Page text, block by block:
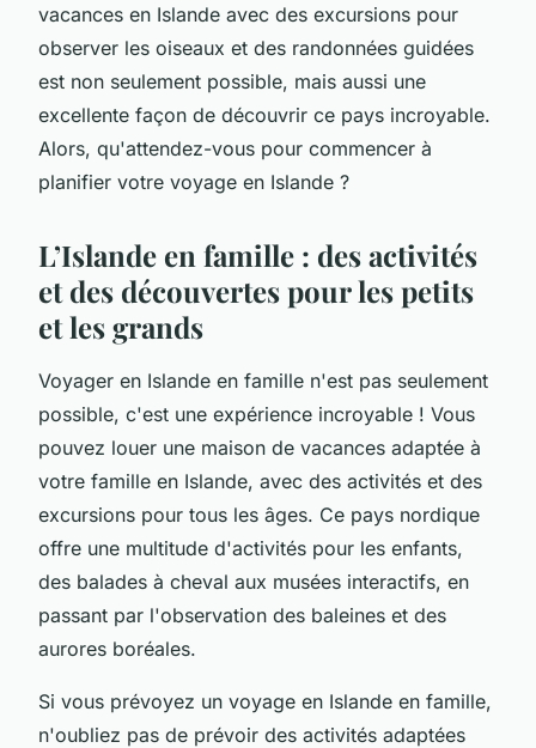
vacances en Islande avec des excursions pour
observer les oiseaux et des randonnées guidées
est non seulement possible, mais aussi une
excellente façon de découvrir ce pays incroyable.
Alors, qu'attendez-vous pour commencer à
planifier votre voyage en Islande ?
L’Islande en famille : des activités
et des découvertes pour les petits
et les grands
Voyager en Islande en famille n'est pas seulement
possible, c'est une expérience incroyable ! Vous
pouvez louer une maison de vacances adaptée à
votre famille en Islande, avec des activités et des
excursions pour tous les âges. Ce pays nordique
offre une multitude d'activités pour les enfants,
des balades à cheval aux musées interactifs, en
passant par l'observation des baleines et des
aurores boréales.
Si vous prévoyez un voyage en Islande en famille,
n'oubliez pas de prévoir des activités adaptées